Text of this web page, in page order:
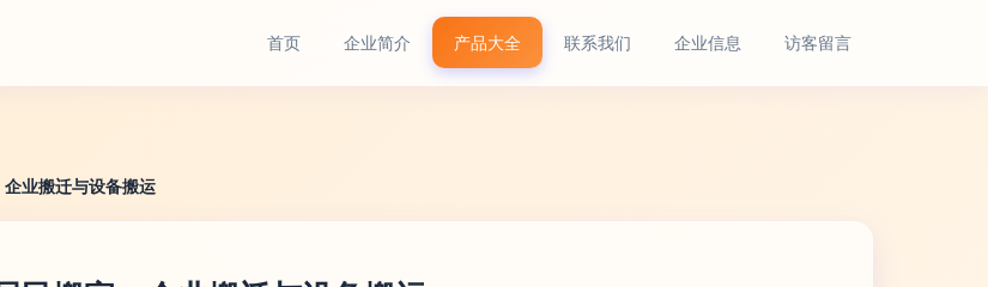
首页 企业简介 产品大全 联系我们 企业信息 访客留言
业搬迁与设备搬运